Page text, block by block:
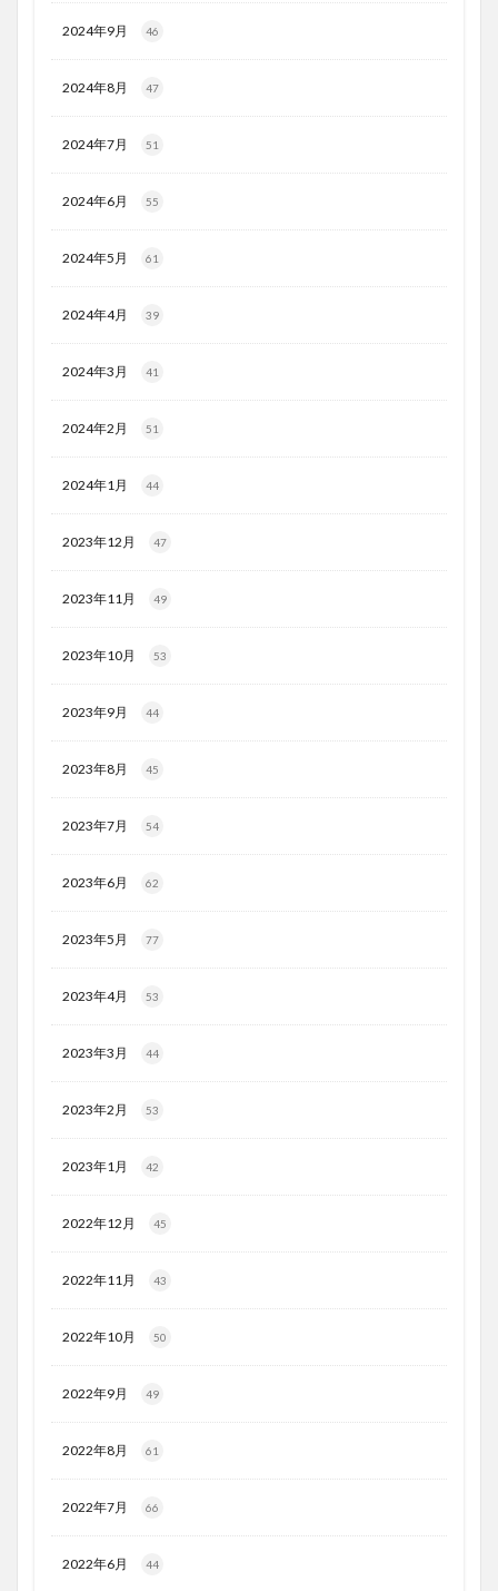
2024年9月 46
2024年8月 47
2024年7月 51
2024年6月 55
2024年5月 61
2024年4月 39
2024年3月 41
2024年2月 51
2024年1月 44
2023年12月 47
2023年11月 49
2023年10月 53
2023年9月 44
2023年8月 45
2023年7月 54
2023年6月 62
2023年5月 77
2023年4月 53
2023年3月 44
2023年2月 53
2023年1月 42
2022年12月 45
2022年11月 43
2022年10月 50
2022年9月 49
2022年8月 61
2022年7月 66
2022年6月 44